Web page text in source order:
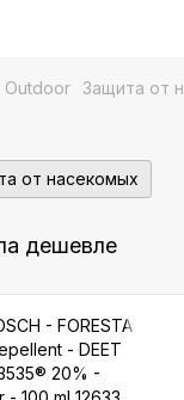
Outdoor Защита от
от насекомых
дешевле